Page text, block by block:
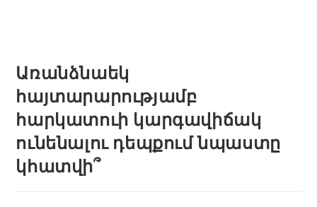
Առանձնաեկ
հայտարարությամբ
հարկատուի կարգավիճակ
ունենալու դեպքում նպաստը
կհատվի՞